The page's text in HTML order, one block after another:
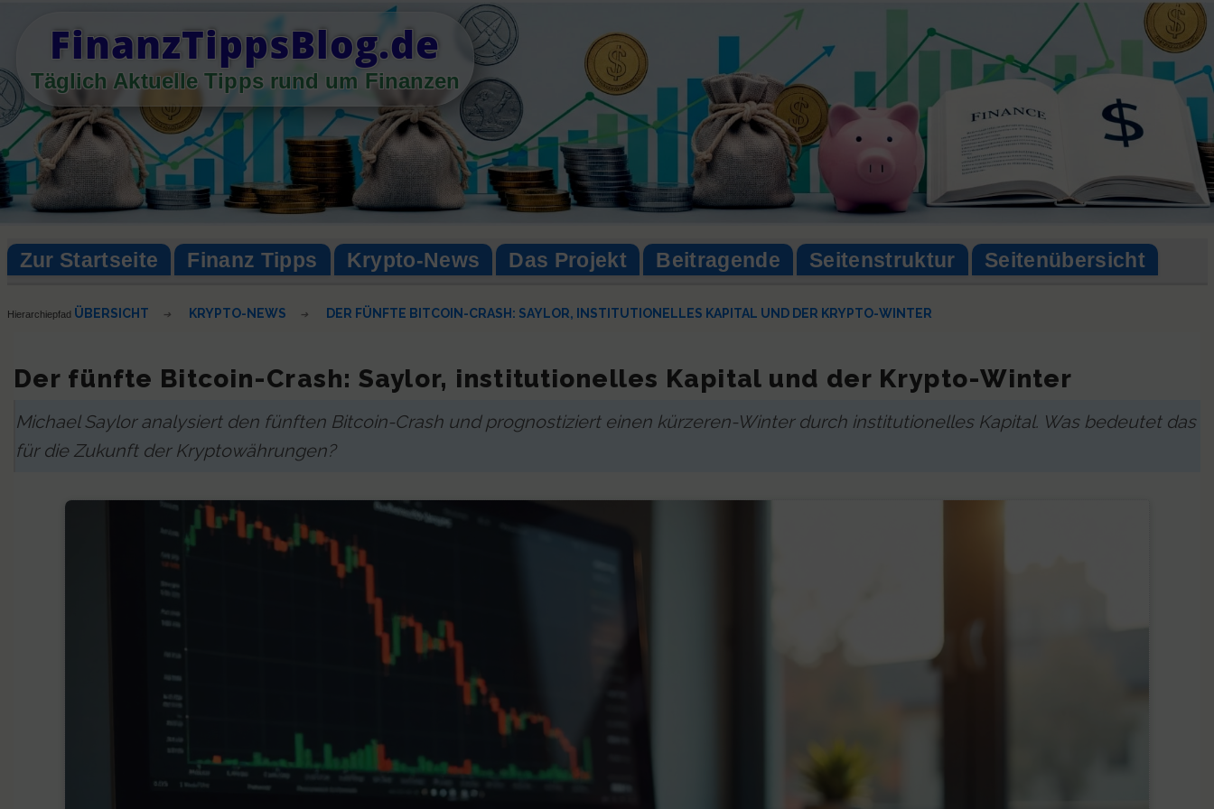
content
FinanzTippsBlog.de
Täglich Aktuelle Tipps rund um Finanzen
Zur Startseite Finanz Tipps Krypto-News Das Projekt Beitragende Seitenstruktur Seitenübersicht
Hierarchiepfad ÜBERSICHT ➔ KRYPTO-NEWS ➔ DER FÜNFTE BITCOIN-CRASH: SAYLOR, INSTITUTIONELLES KAPITAL UND DER KRYPTO-WINTER
Der fünfte Bitcoin-Crash: Saylor, institutionelles Kapital und der Krypto-Winter
Michael Saylor analysiert den fünften Bitcoin-Crash und prognostiziert einen kürzeren-Winter durch institutionelles Kapital. Was bedeutet das
für die Zukunft der Kryptowährungen?